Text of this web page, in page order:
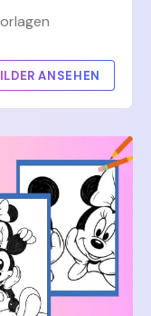
ANSEHEN